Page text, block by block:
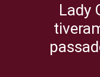
Lady